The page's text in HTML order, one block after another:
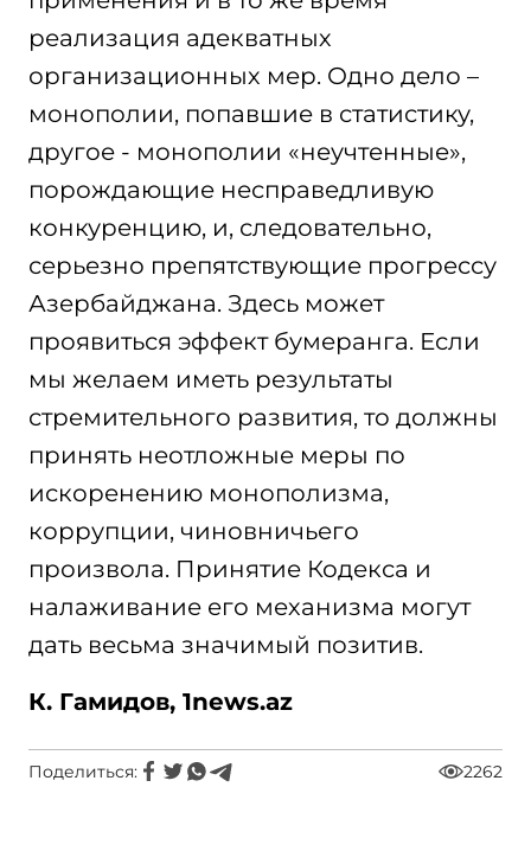
реализация адекватных
организационных мер. Одно дело –
монополии, попавшие в статистику,
другое - монополии «неучтенные»,
порождающие несправедливую
конкуренцию, и, следовательно,
серьезно препятствующие прогрессу
Азербайджана. Здесь может
проявиться эффект бумеранга. Если
мы желаем иметь результаты
стремительного развития, то должны
принять неотложные меры по
искоренению монополизма,
коррупции, чиновничьего
произвола. Принятие Кодекса и
налаживание его механизма могут
дать весьма значимый позитив.
К. Гамидов, 1news.az
Поделиться: 2262